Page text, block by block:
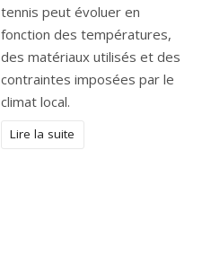
tennis peut évoluer en
fonction des températures,
des matériaux utilisés et des
contraintes imposées par le
climat local.
Lire la suite